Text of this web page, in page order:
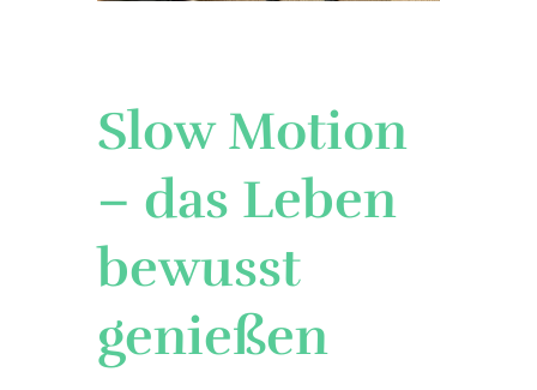
Slow Motion
– das Leben
bewusst
genießen